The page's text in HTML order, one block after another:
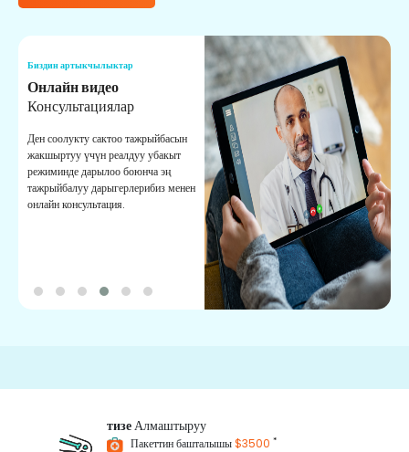
Биздин артыкчылыктар
Онлайн видео
Консультациялар
Ден соолукту сактоо тажрыйбасын
жакшыртуу үчүн реалдуу убакыт
режиминде дарылоо боюнча эң
тажрыйбалуу дарыгерлерибиз менен
онлайн консультация.
тизеАлмаштыруу
Пакеттин башталышы$3500 *